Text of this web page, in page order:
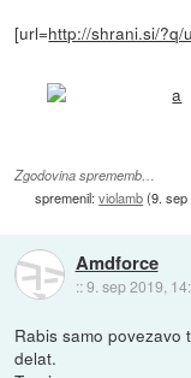
[url=http://shrani.si/?q/
Zgodovina sprememb…
spremenil:violamb(9. sep
Amdforce
::9. sep 2019,
Rabis samo povezavo
delat.